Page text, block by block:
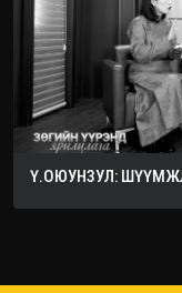
Ү.ОЮУНЗУЛ: